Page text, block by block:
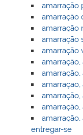
amarração
amarração
amarração
amarração
amarração
entregar-se